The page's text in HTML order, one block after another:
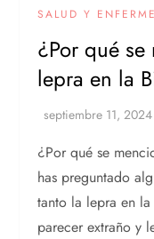
SALUD Y
¿Por qué
lepra en la
¿Por qué se
has preguntado
tanto la lepra en
parecer extraño y